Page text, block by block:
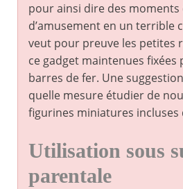
pour ainsi dire des
d’amusement en un terrible
veut pour preuve les petites
ce gadget maintenues fixées
barres de fer. Une
quelle mesure étudier de
figurines miniatures incluses
Utilisation sous
parentale